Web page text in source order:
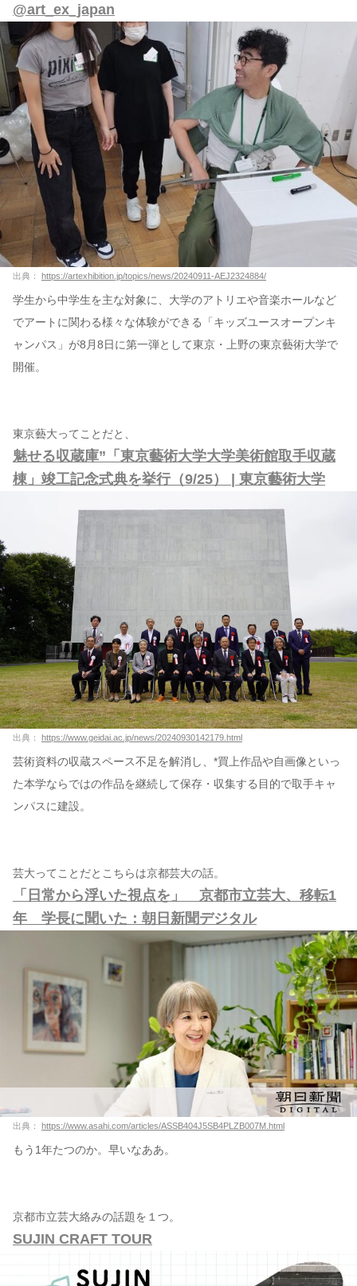
@art_ex_japan
出典： https://artexhibition.jp/topics/news/20240911-AEJ2324884/
学生から中学生を主な対象に、大学のアトリエや音楽ホールなど
でアートに関わる様々な体験ができる「キッズユースオープンキ
ャンパス」が8月8日に第一弾として東京・上野の東京藝術大学で
開催。
東京藝大ってことだと、
魅せる収蔵庫”「東京藝術大学大学美術館取手収蔵
棟」竣工記念式典を挙行（9/25） | 東京藝術大学
出典： https://www.geidai.ac.jp/news/20240930142179.html
芸術資料の収蔵スペース不足を解消し、*買上作品や自画像といっ
た本学ならではの作品を継続して保存・収集する目的で取手キャ
ンパスに建設。
芸大ってことだとこちらは京都芸大の話。
「日常から浮いた視点を」 京都市立芸大、移転1
年 学長に聞いた：朝日新聞デジタル
出典： https://www.asahi.com/articles/ASSB404J5SB4PLZB007M.html
もう1年たつのか。早いなああ。
京都市立芸大絡みの話題を１つ。
SUJIN CRAFT TOUR